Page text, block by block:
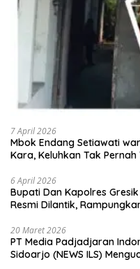
7 April 2026
Mbok Endang Setiawati
Kara, Keluhkan Tak
6 April 2026
​Bupati Dan Kapolres
Resmi Dilantik,
20 Maret 2026
PT Media Padjadjaran
Sidoarjo (NEWS ILS)